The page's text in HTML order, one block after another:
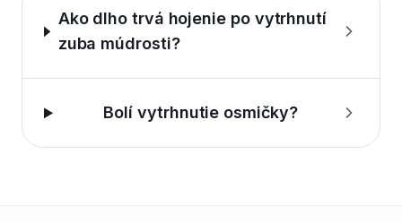
Ako dlho trvá hojenie po vytrhnutí
zuba múdrosti?
Bolí vytrhnutie osmičky?